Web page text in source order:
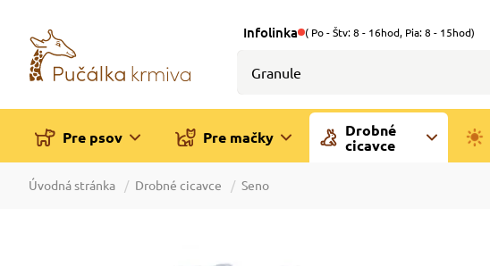
Infolinka ( Po - Štv: 8 - 16hod, Pia: 8 - 15hod)
Pre psov Pre mačky
Drobné
cicavce
Úvodná stránka Drobné cicavce Seno